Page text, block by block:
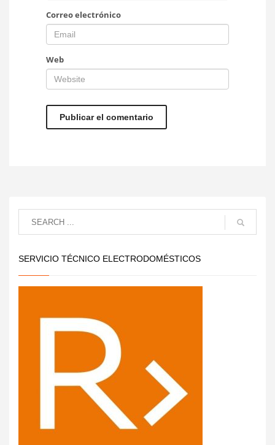
Correo electrónico
Web
SERVICIO TÉCNICO ELECTRODOMÉSTICOS